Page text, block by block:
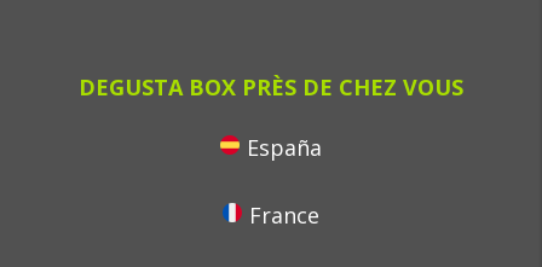
DEGUSTA BOX PRÈS DE CHEZ VOUS
España
France